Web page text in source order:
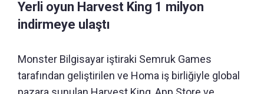
Yerli oyun Harvest King 1 milyon
indirmeye ulaştı
Monster Bilgisayar iştiraki Semruk Games
tarafından geliştirilen ve Homa iş birliğiyle global